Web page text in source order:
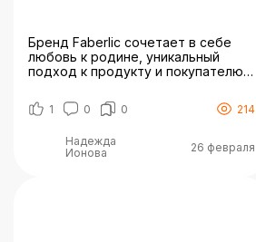
Бренд Faberlic сочетает в себе
любовь к родине, уникальный
подход к продукту и покупателю,
любовь к себе и к жизни.
«Философия бренда: Мы верим,
лучше и вдохновить своим
примером других. Ведь если мы к
1 0 0 214
Надежда
Ионова
26 февраля